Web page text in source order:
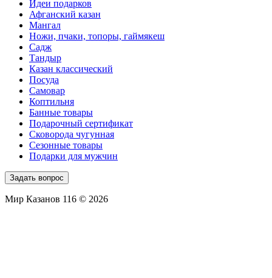
Идеи подарков
Афганский казан
Мангал
Ножи, пчаки, топоры, гаймякеш
Садж
Тандыр
Казан классический
Посуда
Самовар
Коптильня
Банные товары
Подарочный сертификат
Сковорода чугунная
Сезонные товары
Подарки для мужчин
Задать вопрос
Мир Казанов 116 © 2026